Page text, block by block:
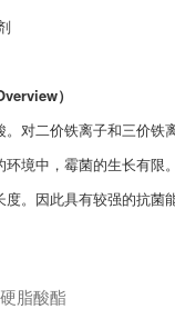
）
对二价铁离子和三价铁
境中，霉菌的生长有限
度。因此具有较强的抗菌
脂酸酯